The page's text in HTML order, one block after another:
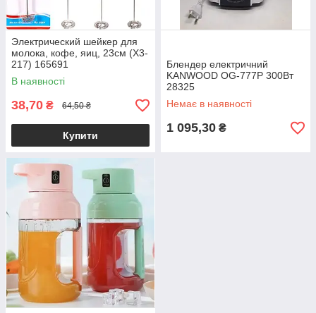
Электрический шейкер для
молока, кофе, яиц, 23см (X3-
217) 165691
В наявності
38,70 ₴ 64,50 ₴
Купити
Блендер електричний
KANWOOD OG-777P 300Вт
28325
Немає в наявності
1 095,30 ₴